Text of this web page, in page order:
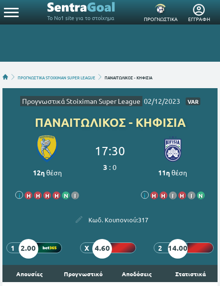
Το Νο1 site για το στοίχημα ΠΡΟΓΝΩΣΤΙΚΑ ΕΓΓΡΑΦΗ
ΠΡΟΓΝΩΣΤΙΚΑ STOIXIMAN SUPER LEAGUE ΠΑΝΑΙΤΩΛΙΚΟΣ - ΚΗΦΙΣΙΑ
Προγνωστικά Stoiximan Super League 02/12/2023 VAR
ΠΑΝΑΙΤΩΛΙΚΟΣ - ΚΗΦΙΣΙΑ
12ηθέση
i Η Η Η Η Ν Ι
17:30
3 :0
11ηθέση
i Η Η Ι Η Ι Ν
Κωδ. Κουπονιού:317
1 2.00 X 4.60 2 14.00
Απουσίες Προγνωστικό Αποδόσεις Στατιστικά